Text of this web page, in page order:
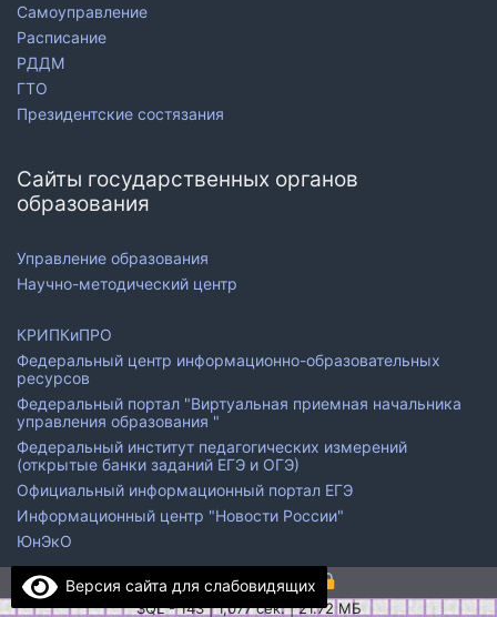
Версия сайта для слабовидящих
Самоуправление
Расписание
РДДМ
ГТО
Президентские состязания
Сайты государственных органов
образования
Управление образования
Научно-методический центр
КРИПКиПРО
Федеральный центр информационно-образовательных
ресурсов
Федеральный портал "Виртуальная приемная начальника
управления образования "
Федеральный институт педагогических измерений
(открытые банки заданий ЕГЭ и ОГЭ)
Официальный информационный портал ЕГЭ
Информационный центр "Новости России"
ЮнЭкО
© 2026 школа №37
SQL - 143 | 1,077 сек. | 21.72 МБ